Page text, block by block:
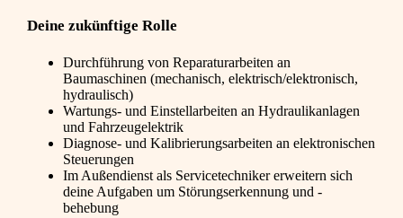
Deine zukünftige Rolle
Durchführung von Reparaturarbeiten an
Baumaschinen (mechanisch, elektrisch/elektronisch,
hydraulisch)
Wartungs- und Einstellarbeiten an Hydraulikanlagen
und Fahrzeugelektrik
Diagnose- und Kalibrierungsarbeiten an elektronischen
Steuerungen
Im Außendienst als Servicetechniker erweitern sich
deine Aufgaben um Störungserkennung und -
behebung